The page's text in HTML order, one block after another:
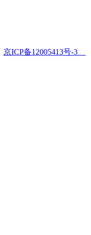
京ICP备12005413号-3